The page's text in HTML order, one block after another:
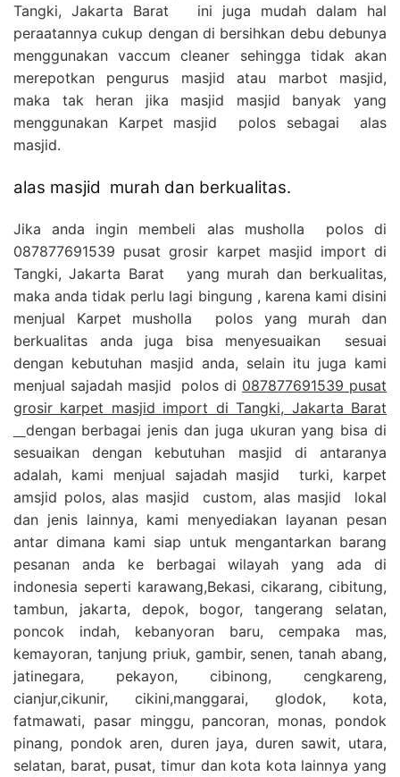
Tangki, Jakarta Barat ini juga mudah dalam hal
peraatannya cukup dengan di bersihkan debu debunya
menggunakan vaccum cleaner sehingga tidak akan
merepotkan pengurus masjid atau marbot masjid,
maka tak heran jika masjid masjid banyak yang
menggunakan Karpet masjid polos sebagai alas
masjid.
alas masjid murah dan berkualitas.
Jika anda ingin membeli alas musholla polos di
087877691539 pusat grosir karpet masjid import di
Tangki, Jakarta Barat yang murah dan berkualitas,
maka anda tidak perlu lagi bingung , karena kami disini
menjual Karpet musholla polos yang murah dan
berkualitas anda juga bisa menyesuaikan sesuai
dengan kebutuhan masjid anda, selain itu juga kami
menjual sajadah masjid polos di 087877691539 pusat
grosir karpet masjid import di Tangki, Jakarta Barat
dengan berbagai jenis dan juga ukuran yang bisa di
sesuaikan dengan kebutuhan masjid di antaranya
adalah, kami menjual sajadah masjid turki, karpet
amsjid polos, alas masjid custom, alas masjid lokal
dan jenis lainnya, kami menyediakan layanan pesan
antar dimana kami siap untuk mengantarkan barang
pesanan anda ke berbagai wilayah yang ada di
indonesia seperti karawang,Bekasi, cikarang, cibitung,
tambun, jakarta, depok, bogor, tangerang selatan,
poncok indah, kebanyoran baru, cempaka mas,
kemayoran, tanjung priuk, gambir, senen, tanah abang,
jatinegara, pekayon, cibinong, cengkareng,
cianjur,cikunir, cikini,manggarai, glodok, kota,
fatmawati, pasar minggu, pancoran, monas, pondok
pinang, pondok aren, duren jaya, duren sawit, utara,
selatan, barat, pusat, timur dan kota kota lainnya yang